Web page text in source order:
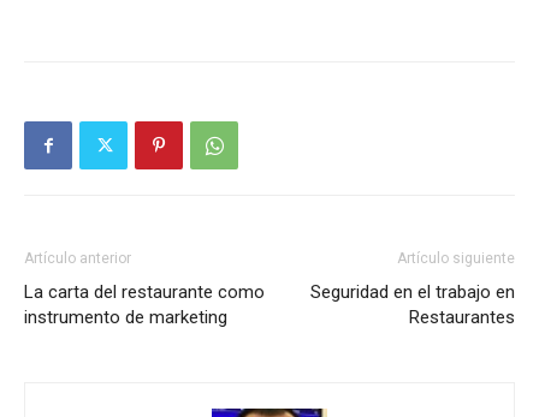
Artículo anterior
La carta del restaurante como
instrumento de marketing
Artículo siguiente
Seguridad en el trabajo en
Restaurantes